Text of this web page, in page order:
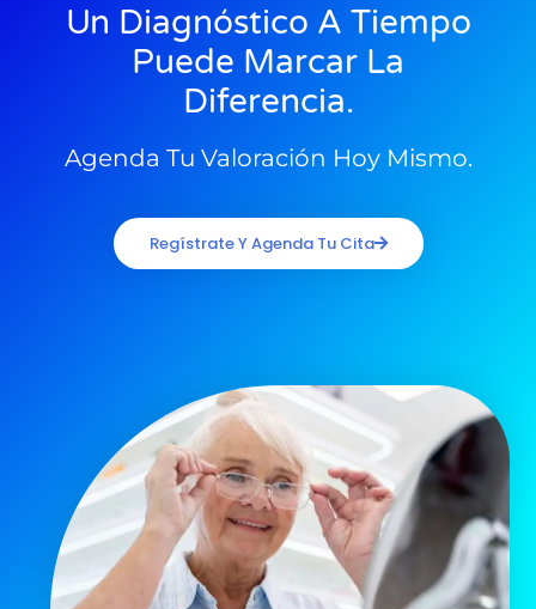
Un Diagnóstico A Tiempo
Puede Marcar La
Diferencia.
Agenda Tu Valoración Hoy Mismo.
Regístrate Y Agenda Tu Cita